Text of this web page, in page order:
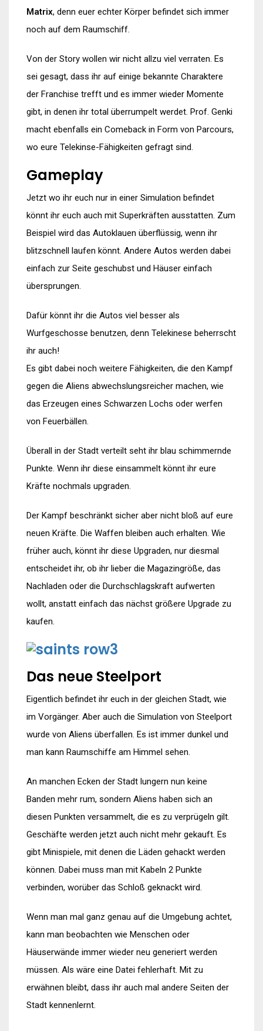
Matrix, denn euer echter Körper befindet sich immer
noch auf dem Raumschiff.
Von der Story wollen wir nicht allzu viel verraten. Es
sei gesagt, dass ihr auf einige bekannte Charaktere
der Franchise trefft und es immer wieder Momente
gibt, in denen ihr total überrumpelt werdet. Prof. Genki
macht ebenfalls ein Comeback in Form von Parcours,
wo eure Telekinse-Fähigkeiten gefragt sind.
Gameplay
Jetzt wo ihr euch nur in einer Simulation befindet
könnt ihr euch auch mit Superkräften ausstatten. Zum
Beispiel wird das Autoklauen überflüssig, wenn ihr
blitzschnell laufen könnt. Andere Autos werden dabei
einfach zur Seite geschubst und Häuser einfach
übersprungen.
Dafür könnt ihr die Autos viel besser als
Wurfgeschosse benutzen, denn Telekinese beherrscht
ihr auch!
Es gibt dabei noch weitere Fähigkeiten, die den Kampf
gegen die Aliens abwechslungsreicher machen, wie
das Erzeugen eines Schwarzen Lochs oder werfen
von Feuerbällen.
Überall in der Stadt verteilt seht ihr blau schimmernde
Punkte. Wenn ihr diese einsammelt könnt ihr eure
Kräfte nochmals upgraden.
Der Kampf beschränkt sicher aber nicht bloß auf eure
neuen Kräfte. Die Waffen bleiben auch erhalten. Wie
früher auch, könnt ihr diese Upgraden, nur diesmal
entscheidet ihr, ob ihr lieber die Magazingröße, das
Nachladen oder die Durchschlagskraft aufwerten
wollt, anstatt einfach das nächst größere Upgrade zu
kaufen.
Das neue Steelport
Eigentlich befindet ihr euch in der gleichen Stadt, wie
im Vorgänger. Aber auch die Simulation von Steelport
wurde von Aliens überfallen. Es ist immer dunkel und
man kann Raumschiffe am Himmel sehen.
An manchen Ecken der Stadt lungern nun keine
Banden mehr rum, sondern Aliens haben sich an
diesen Punkten versammelt, die es zu verprügeln gilt.
Geschäfte werden jetzt auch nicht mehr gekauft. Es
gibt Minispiele, mit denen die Läden gehackt werden
können. Dabei muss man mit Kabeln 2 Punkte
verbinden, worüber das Schloß geknackt wird.
Wenn man mal ganz genau auf die Umgebung achtet,
kann man beobachten wie Menschen oder
Häuserwände immer wieder neu generiert werden
müssen. Als wäre eine Datei fehlerhaft. Mit zu
erwähnen bleibt, dass ihr auch mal andere Seiten der
Stadt kennenlernt.